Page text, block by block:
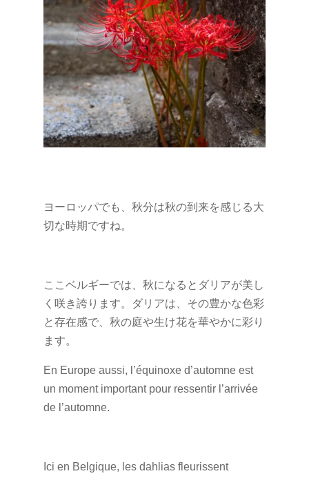
ヨーロッパでも、秋分は秋の到来を感じる大
切な時期ですね。
ここベルギーでは、秋になるとダリアが美し
く咲き誇ります。ダリアは、その豊かな色彩
と存在感で、秋の庭や生け花を華やかに彩り
ます。
En Europe aussi, l’équinoxe d’automne est
un moment important pour ressentir l’arrivée
de l’automne.
Ici en Belgique, les dahlias fleurissent